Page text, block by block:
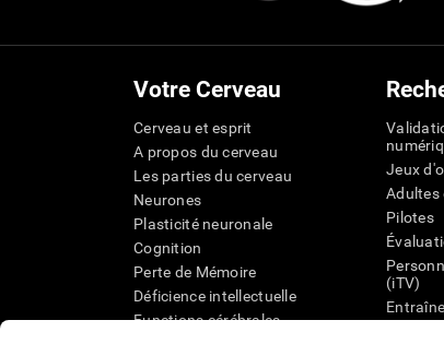
Votre Cerveau
Cerveau et esprit
A propos du cerveau
Les parties du cerveau
Neurones
Plasticité neuronale
Cognition
Perte de Mémoire
Déficience intellectuelle
Functions cérébrales
Jeux
Adultes
Pilotes
(iTV)